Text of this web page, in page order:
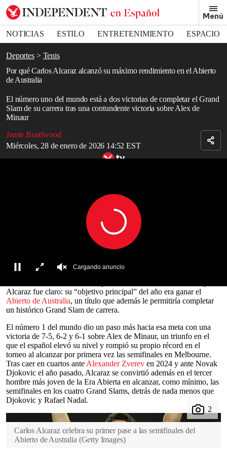
Menú
NOTICIAS ESTILO ENTRETENIMIENTO
ESPACIO
DEPORTES
Deportes
Tenis
Por qué Carlos Alcaraz alcanzó su máximo rendimiento en el Abierto
de Australia
El número uno del mundo está a dos victorias de completar el Grand
Slam de su carrera tras una contundente victoria sobre Alex de
Minaur
Jamie Braidwood
Miércoles, 28 de enero de 2026 14:52 EST
Bookmark popover
Removed from bookmarks
Close popover
seconds
seconds
Para un jugador cuya trayectoria lo pone en rumbo a codearse con
algunos de los más grandes de todos los tiempos, en algún
Carlos Alcaraz
no logró dar el ancho en el
Abierto de tenis de Australia. Después de conquistar Wimbledon,
campeón en dichos
torneos) antes de cumplir 22 años, el español
todavía no había logrado ir más allá de los cuartos de final en
Alcaraz fue claro: su “objetivo principal” del año era ganar el
Abierto de Australia, un título que además le permitiría completar
un histórico Grand Slam de carrera.
El número 1 del mundo dio un paso más hacia esa meta con una
victoria de 7-5, 6-2 y 6-1 sobre Alex de Minaur, un triunfo en el
que el español elevó su nivel y rompió su propio récord en el
torneo al alcanzar por primera vez las semifinales en Melbourne.
Tras caer en cuartos ante Alexander Zverev en 2024 y ante Novak
Djokovic el año pasado, Alcaraz se convirtió además en el tercer
hombre más joven de la Era Abierta en alcanzar, como mínimo, las
semifinales en los cuatro Grand Slams, detrás de nada menos que
Djokovic y Rafael Nadal.
Carlos Alcaraz celebra su primer pase a las semifinales del
Abierto de Australia (Getty Images)